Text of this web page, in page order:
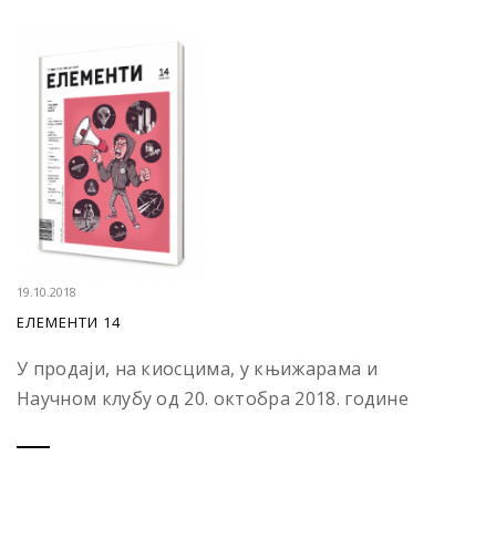
19.10.2018
ЕЛЕМЕНТИ 14
У продаји, на киосцима, у књижарама и
Научном клубу од 20. октобра 2018. године